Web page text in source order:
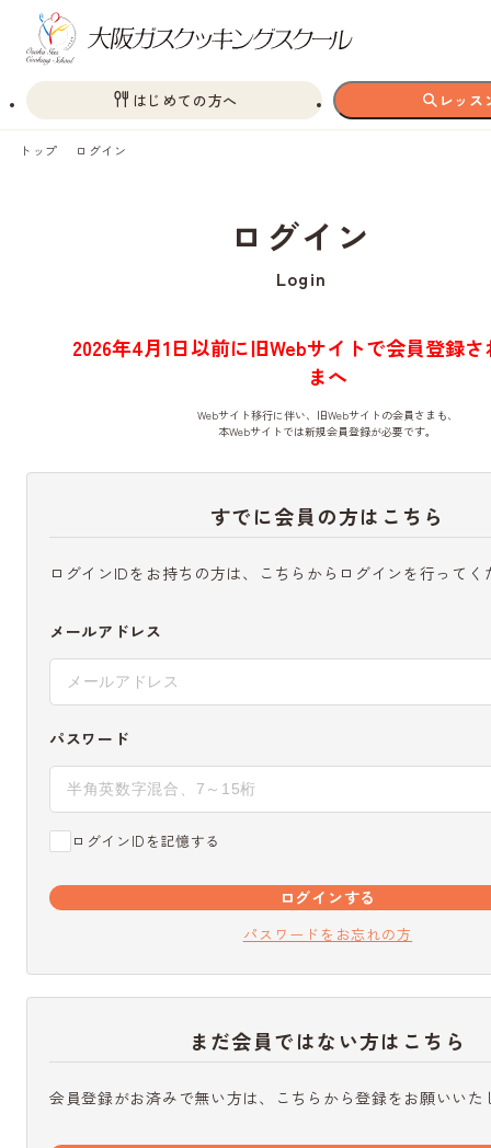
はじめての方へ レッス
トップ ログイン
ログイン
Login
2026年4月1日以前に旧Webサイトで会員登録
まへ
Webサイト移行に伴い、旧Webサイトの会員さまも、
本Webサイトでは新規会員登録が必要です。
すでに会員の方はこちら
ログインIDをお持ちの方は、こちらからログインを行ってく
メールアドレス
パスワード
ログインIDを記憶する
ログインする
パスワードをお忘れの方
まだ会員ではない方はこちら
会員登録がお済みで無い方は、こちらから登録をお願いいた